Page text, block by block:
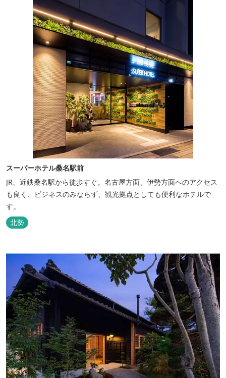
スーパーホテル桑名駅前
JR、近鉄桑名駅から徒歩すぐ。名古屋方面、伊勢方面へのアクセス
も良く、ビジネスのみならず、観光拠点としても便利なホテルで
す。
北勢